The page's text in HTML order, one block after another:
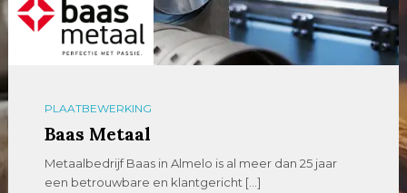
PLAATBEWERKING
Baas Metaal
Metaalbedrijf Baas in Almelo is al meer dan 25 jaar
een betrouwbare en klantgericht […]